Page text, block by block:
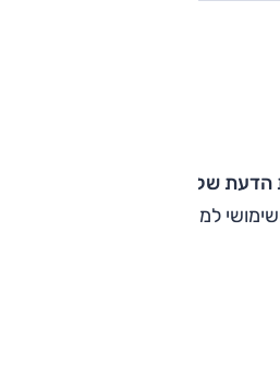
הדעת של קינן כהן
למשפחה גדולה.